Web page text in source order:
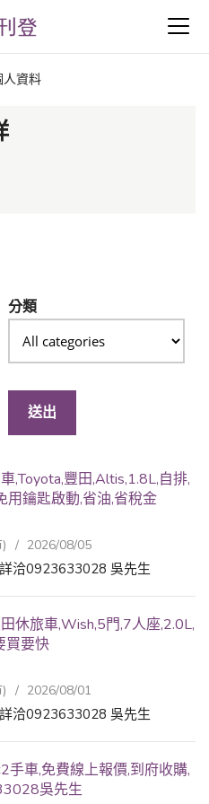
人資料
分類
送出
,Toyota,豐田,Altis,1.8L,自排,
用鑰匙啟動,省油,省稅金
2026/08/05
洽0923633028 吳先生
休旅車,Wish,5門,7人座,2.0L,
買要快
2026/08/01
洽0923633028 吳先生
手車,免費線上報價,到府收購,
吳先生